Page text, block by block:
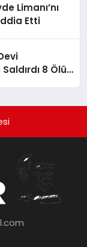
Limanı’nı
Etti
8 Ölü